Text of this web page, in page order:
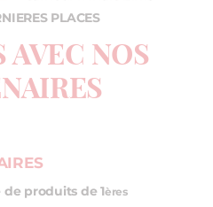
PLACES
AVEC NOS
produits de 1 ères